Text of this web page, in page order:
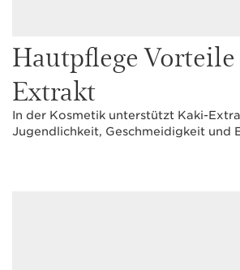
Hautpflege
Extrakt
In der Kosmetik unterstützt Kaki-
Jugendlichkeit, Geschmeidigkeit und